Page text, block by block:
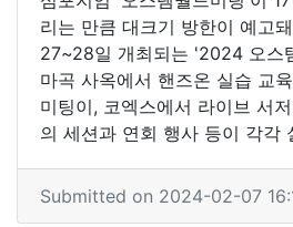
리는 만큼 대크기 방한이 예고
27~28일 개최되는 '2024 오스
마곡 사옥에서 핸즈온 실습 교
미팅이, 코엑스에서 라이브 서
의 세션과 연회 행사 등이 각각
Submitted on 2024-02-07